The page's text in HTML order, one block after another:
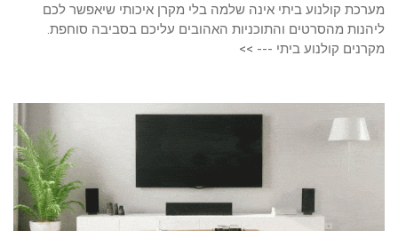
מערכת קולנוע ביתי אינה שלמה בלי מקרן איכותי שיאפשר לכם
ליהנות מהסרטים והתוכניות האהובים עליכם בסביבה סוחפת.
מקרנים קולנוע ביתי --- >>